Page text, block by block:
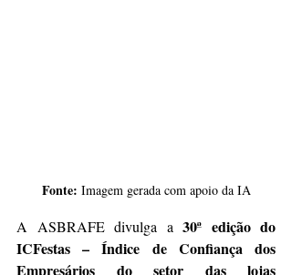
Fonte: Imagem gerada com apoio da IA
A ASBRAFE divulga a 30ª edição do
ICFestas – Índice de Confiança dos
Empresários do setor das lojas